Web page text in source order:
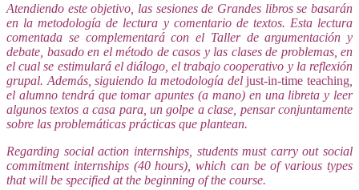
Atendiendo este objetivo, las sesiones de Grandes libros se basarán
en la metodología de lectura y comentario de textos. Esta lectura
comentada se complementará con el Taller de argumentación y
debate, basado en el método de casos y las clases de problemas, en
el cual se estimulará el diálogo, el trabajo cooperativo y la reflexión
grupal. Además, siguiendo la metodología deljust-in-time teaching
el alumno tendrá que tomar apuntes (a mano) en una libreta y leer
algunos textos a casa para, un golpe a clase, pensar conjuntamente
sobre las problemáticas prácticas que plantean.
Regarding social action internships, students must carry out social
commitment internships (40 hours), which can be of various types
that will be specified at the beginning of the course.